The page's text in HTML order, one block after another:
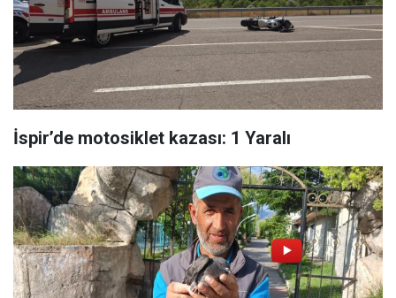
İspir’de motosiklet kazası: 1 Yaralı